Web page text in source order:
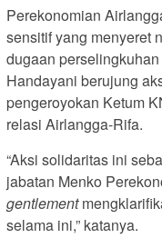
Perekonomian
sensitif yang menyeret
dugaan
Handayani berujung
pengeroyokan Ketum
relasi Airlangga-Rifa.
“Aksi solidaritas ini
jabatan Menko
gentlement
selama ini,” katanya.